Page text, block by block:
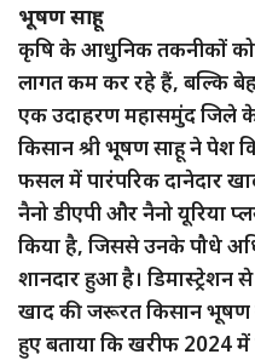
भूषण साहू:
कृषि के आधुनिक तकनीकों
लागत कम कर रहे हैं, बल्कि
एक उदाहरण महासमुंद जिले के
किसान श्री भूषण साहू ने पेश
फसल में पारंपरिक दानेदार
नैनो डीएपी और नैनो यूरिया
किया है, जिससे उनके पौधे
शानदार हुआ है। डिमास्ट्रेशन
खाद की जरूरत किसान भूषण
हुए बताया कि खरीफ 2024